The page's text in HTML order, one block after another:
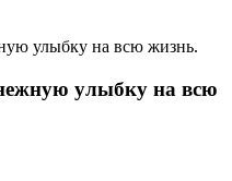
улыбку на всю